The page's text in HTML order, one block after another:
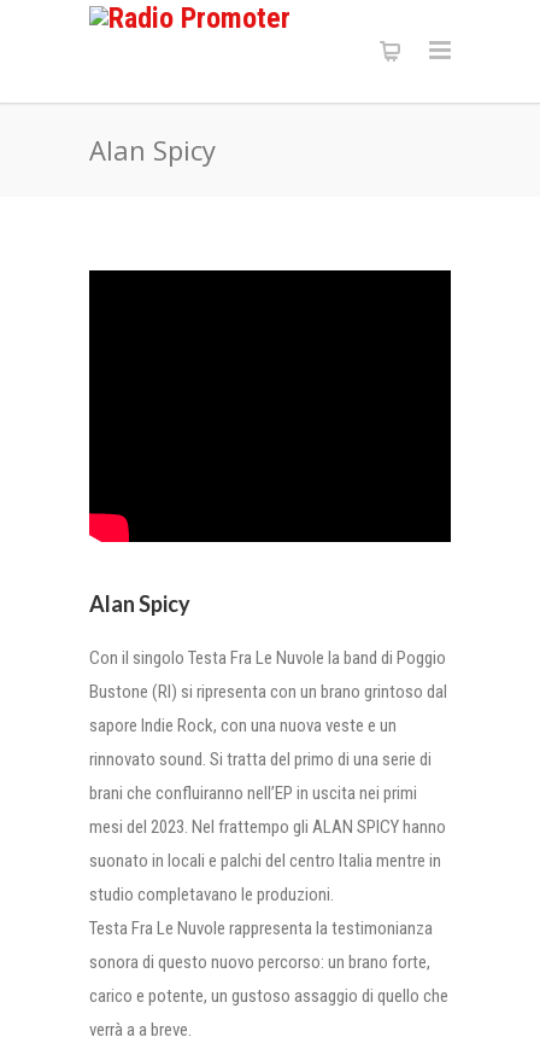
Alan Spicy
Alan Spicy
Con il singolo Testa Fra Le Nuvole la band di Poggio
Bustone (RI) si ripresenta con un brano grintoso dal
sapore Indie Rock, con una nuova veste e un
rinnovato sound. Si tratta del primo di una serie di
brani che confluiranno nell’EP in uscita nei primi
mesi del 2023. Nel frattempo gli ALAN SPICY hanno
suonato in locali e palchi del centro Italia mentre in
studio completavano le produzioni.
Testa Fra Le Nuvole rappresenta la testimonianza
sonora di questo nuovo percorso: un brano forte,
carico e potente, un gustoso assaggio di quello che
verrà a a breve.